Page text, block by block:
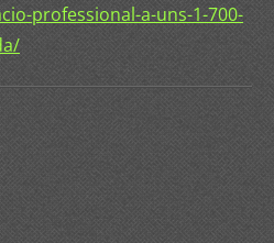
professional-a-uns-1-700-